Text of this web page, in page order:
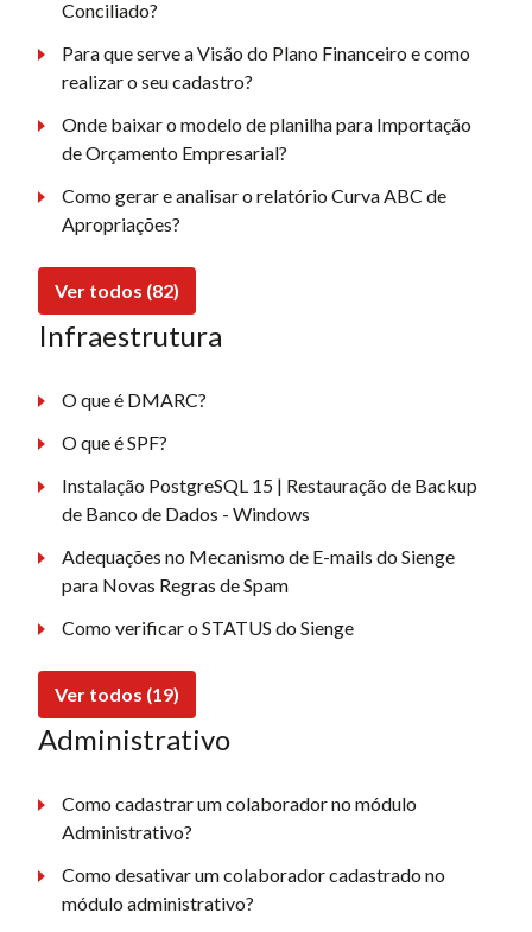
Conciliado?
Para que serve a Visão do Plano Financeiro e como
realizar o seu cadastro?
Onde baixar o modelo de planilha para Importação
de Orçamento Empresarial?
Como gerar e analisar o relatório Curva ABC de
Apropriações?
Ver todos (82)
Infraestrutura
O que é DMARC?
O que é SPF?
Instalação PostgreSQL 15 | Restauração de Backup
de Banco de Dados - Windows
Adequações no Mecanismo de E-mails do Sienge
para Novas Regras de Spam
Como verificar o STATUS do Sienge
Ver todos (19)
Administrativo
Como cadastrar um colaborador no módulo
Administrativo?
Como desativar um colaborador cadastrado no
módulo administrativo?